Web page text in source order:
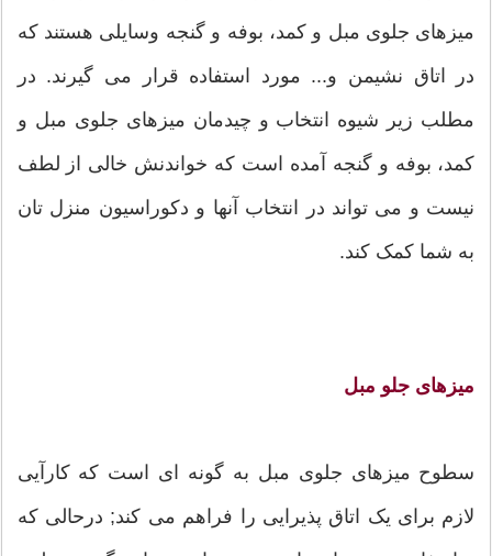
میزهای جلوی مبل و کمد، بوفه و گنجه وسایلی هستند که
در اتاق نشیمن و... مورد استفاده قرار می گیرند. در
مطلب زیر شیوه انتخاب و چیدمان میزهای جلوی مبل و
کمد، بوفه و گنجه آمده است که خواندنش خالی از لطف
نیست و می تواند در انتخاب آنها و دکوراسیون منزل تان
به شما کمک کند.
میزهای جلو مبل
سطوح میزهای جلوی مبل به گونه ای است که کارآیی
لازم برای یک اتاق پذیرایی را فراهم می کند; درحالی که